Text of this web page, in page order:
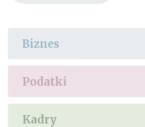
Biznes
Podatki
Kadry